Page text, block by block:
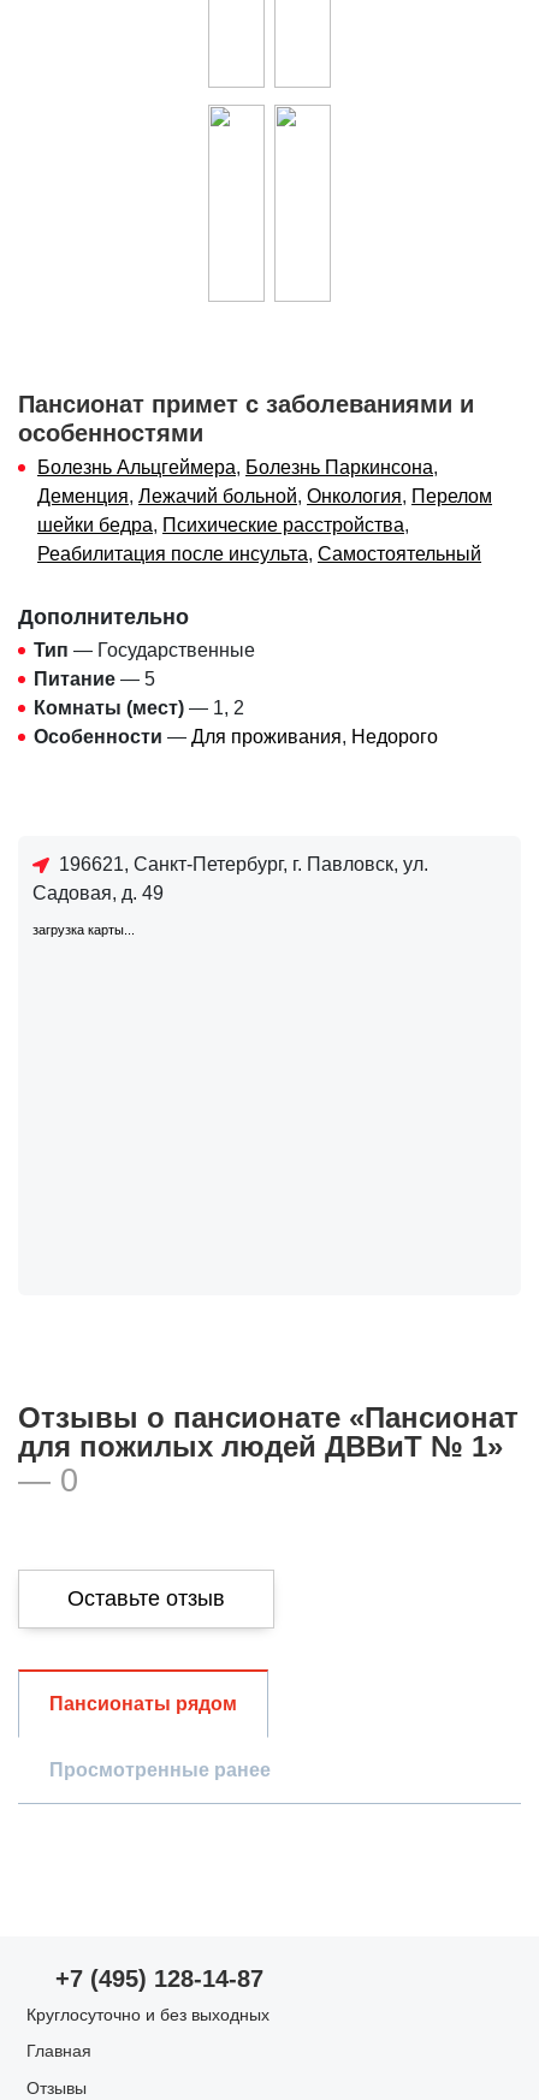
Пансионат примет с заболеваниями и
особенностями
Болезнь Альцгеймера, Болезнь Паркинсона,
Деменция, Лежачий больной, Онкология, Перелом
шейки бедра, Психические расстройства,
Реабилитация после инсульта, Самостоятельный
Дополнительно
Тип — Государственные
Питание — 5
Комнаты (мест) — 1, 2
Особенности — Для проживания, Недорого
196621, Санкт-Петербург, г. Павловск, ул.
Садовая, д. 49
загрузка карты...
Отзывы о пансионате «Пансионат
для пожилых людей ДВВиТ № 1»
— 0
Оставьте отзыв
Опыт использования
Уход за пожилыми
Пансионаты рядом
Просмотренные ранее
+7 (495) 128-14-87
Круглосуточно и без выходных
Главная
Отзывы